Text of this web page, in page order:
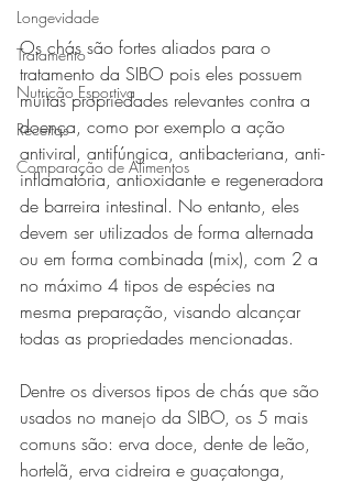
Longevidade
Tratamento
Nutrição Esportiva
Receitas
Comparação de Alimentos
Os chás são fortes aliados para o
tratamento da SIBO pois eles possuem
muitas propriedades relevantes contra a
doença, como por exemplo a ação
antiviral, antifúngica, antibacteriana, anti-
inflamatória, antioxidante e regeneradora
de barreira intestinal. No entanto, eles
devem ser utilizados de forma alternada
ou em forma combinada (mix), com 2 a
no máximo 4 tipos de espécies na
mesma preparação, visando alcançar
todas as propriedades mencionadas.
Dentre os diversos tipos de chás que são
usados no manejo da SIBO, os 5 mais
comuns são: erva doce, dente de leão,
hortelã, erva cidreira e guaçatonga,